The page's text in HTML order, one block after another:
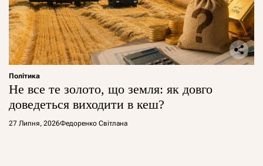
Політика
Не все те золото, що земля: як довго
доведеться виходити в кеш?
27 Липня, 2026Федоренко Світлана